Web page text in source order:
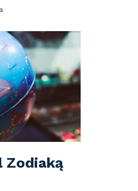
Zodiaką